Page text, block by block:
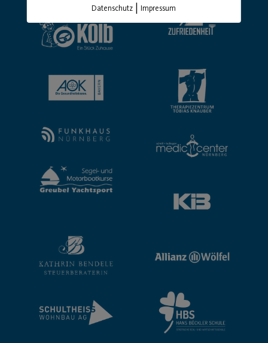
Datenschutz |Impressum